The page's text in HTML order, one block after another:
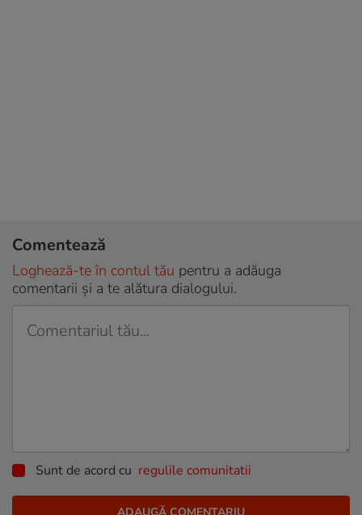
Comentează
Loghează-te în contul tău pentru a adăuga
comentarii și a te alătura dialogului.
Sunt de acord cu regulile comunitatii